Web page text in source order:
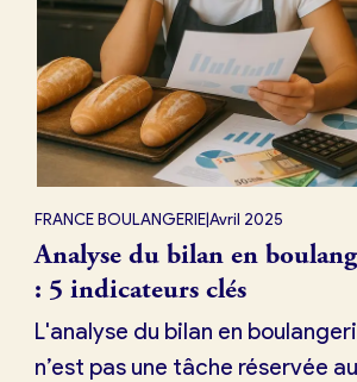
FRANCE BOULANGERIE|Avril 2025
Analyse du bilan en
: 5 indicateurs clés
L'analyse du bilan en
n’est pas une tâche réservée